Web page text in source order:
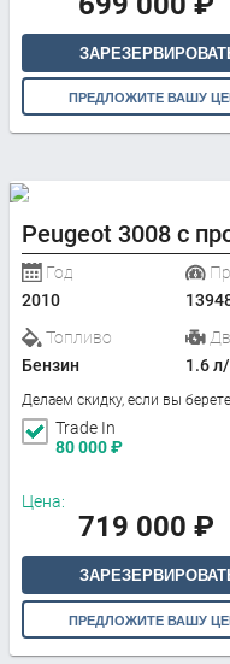
ПРЕДЛОЖИТЕ ВАШУ
Peugeot 3008 с
Год
2010
Топливо
Бензин
1.6
Делаем скидку, если вы
Trade In
80 000₽
Цена:
719 000 ₽
ПРЕДЛОЖИТЕ ВАШУ